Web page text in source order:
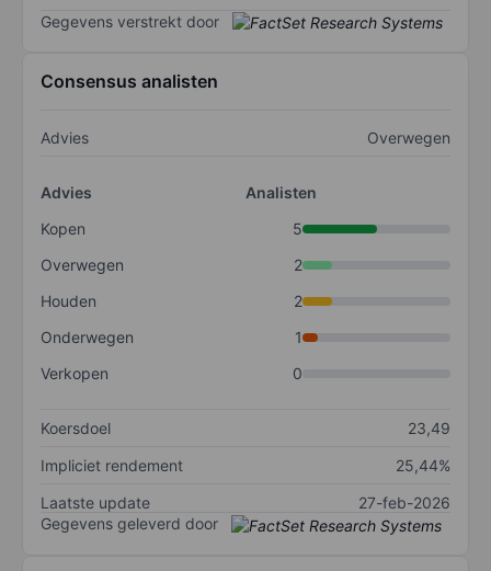
Gegevens verstrekt door
Consensus analisten
Advies Overwegen
Advies
Analisten
Kopen
5
Overwegen
2
Houden
2
Onderwegen
1
Verkopen
0
Koersdoel
23,49
Impliciet rendement
25,44%
Laatste update
27-feb-2026
Gegevens geleverd door